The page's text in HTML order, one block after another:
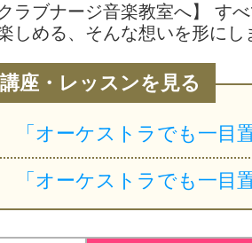
ラブナージ音楽教室へ】 す
しめる、そんな想いを形に
座・レッスンを見る